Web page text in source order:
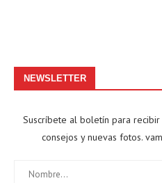
NEWSLETTER
Suscríbete al boletín para
consejos y nuevas fotos.